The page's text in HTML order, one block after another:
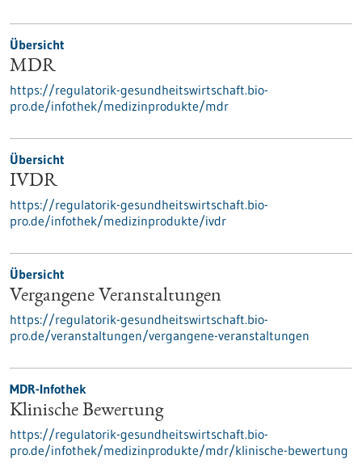
Übersicht
MDR
https://regulatorik-gesundheitswirtschaft.bio-
pro.de/infothek/medizinprodukte/mdr
Übersicht
IVDR
https://regulatorik-gesundheitswirtschaft.bio-
pro.de/infothek/medizinprodukte/ivdr
Übersicht
Vergangene Veranstaltungen
https://regulatorik-gesundheitswirtschaft.bio-
pro.de/veranstaltungen/vergangene-veranstaltungen
MDR-Infothek
Klinische Bewertung
https://regulatorik-gesundheitswirtschaft.bio-
pro.de/infothek/medizinprodukte/mdr/klinische-bewertung